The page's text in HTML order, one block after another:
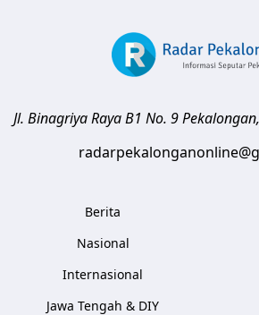
Jl. Binagriya Raya B1 No. 9Pekalongan,
Berita
Nasional
Internasional
Jawa Tengah & DIY